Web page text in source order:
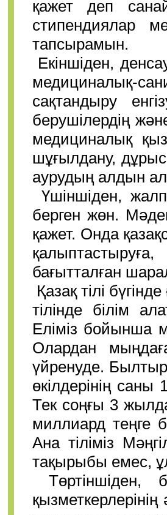
қажет деп
стипендиялар
тапсырамын.
Екіншіден,
медициналық-
сақтандыру
берушілердің
медициналық
шұғылдану, дұрыс
аурудың алдын
Үшіншіден,
берген жөн.
қажет. Онда
бағытталған
Қазақ тілі
тілінде білім
Еліміз бойынша
Олардан
үйренуде.
өкілдерінің
Тек соңғы 3
миллиард теңге
Ана тіліміз
тақырыбы емес,
Төртіншіден,